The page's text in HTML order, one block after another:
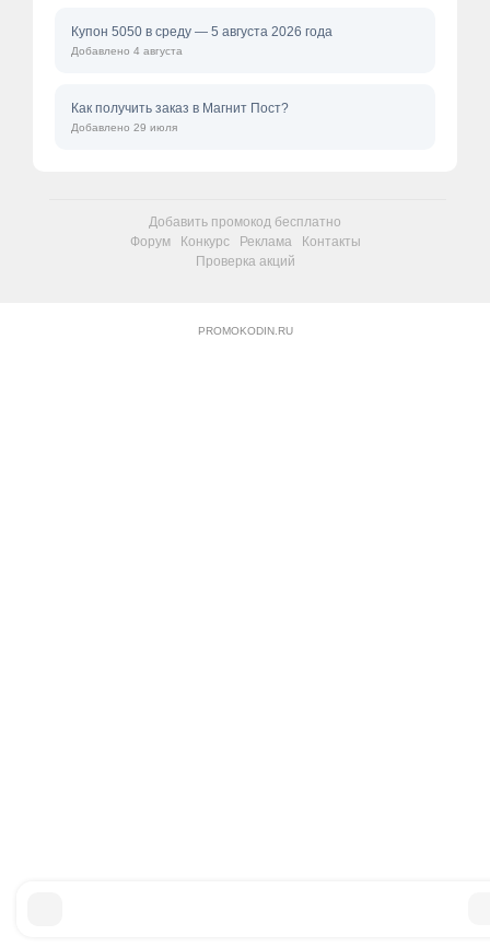
Купон 5050 в среду — 5 августа 2026 года
Добавлено 4 августа
Как получить заказ в Магнит Пост?
Добавлено 29 июля
Добавить промокод бесплатно
Форум
Конкурс Реклама
Контакты
Проверка акций
PROMOKODIN.RU